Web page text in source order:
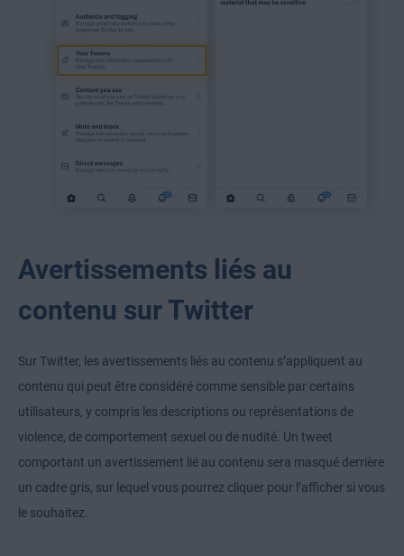
Avertissements liés au
contenu sur Twitter
Sur Twitter, les avertissements liés au contenu s’appliquent au
contenu qui peut être considéré comme sensible par certains
utilisateurs, y compris les descriptions ou représentations de
violence, de comportement sexuel ou de nudité. Un tweet
comportant un avertissement lié au contenu sera masqué derrière
un cadre gris, sur lequel vous pourrez cliquer pour l’afficher si vous
le souhaitez.